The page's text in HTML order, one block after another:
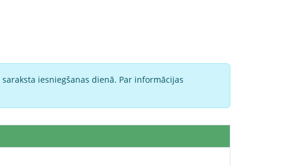
iesniegšanas dienā. Par informācijas